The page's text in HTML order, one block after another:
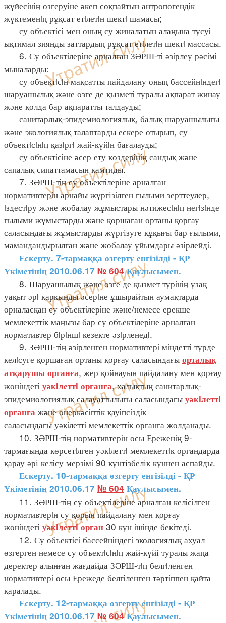
жүйесiнiң өзгеруiне әкеп соқпайтын антропогендiк
жүктеменiң рұқсат етiлетiн шектi шамасы;
су объектiсi мен оның су жиналатын алаңына түсуi
ықтимал зиянды заттардың рұқсат етiлетiн шектi массасы.
6. Су объектiлерiне арналған ЗӘРШ-тi әзiрлеу рәсiмi
мыналарды:
су объектiсiн мақсатты пайдалану оның бассейнiндегi
шаруашылық және өзге де қызметi туралы ақпарат жинау
және қолда бар ақпаратты талдауды;
санитарлық-эпидемиологиялық, балық шаруашылығы
және экологиялық талаптарды ескере отырып, су
объектiсiнiң қазiргi жай-күйiн бағалауды;
су объектiсiне әсер ету көздерiнiң сандық және
сапалық сипаттамасын қамтиды.
7. ЗӘРШ-тiң су объектiлерiне арналған
нормативтерiн арнайы жүргізiлген ғылыми зерттеулер,
iздестiру және жобалау жұмыстары нәтижесiнiң негiзiнде
ғылыми жұмыстарды және қоршаған ортаны қорғау
саласындағы жұмыстарды жүргізуге құқығы бар ғылыми,
мамандандырылған және жобалау ұйымдары әзiрлейдi.
Ескерту. 7-тармаққа өзгерту енгізілді - ҚР
Үкіметінің 2010.06.17 № 604Қаулысымен.
8. Шаруашылық және өзге де қызмет түрiнiң ұзақ
уақыт әрi қарқынды әсерiне ұшырайтын аумақтарда
орналасқан су объектiлерiне және/немесе ерекше
мемлекеттiк маңызы бар су объектiлерiне арналған
нормативтер бiрiншi кезекте әзiрленедi.
9. ЗӘРШ-тiң әзiрленген нормативтерi мiндеттi түрде
келiсуге қоршаған ортаны қорғау саласындағы орталық
атқарушы органға, жер қойнауын пайдалану мен қорғау
жөнiндегi уәкiлеттi органға, халықтың санитарлық-
эпидемиологиялық салауаттылығы саласындағы уәкiлеттi
органға және өнеркәсiптiк қауiпсiздiк
саласындағы уәкiлеттi мемлекеттiк органға жолданады.
10. ЗӘРШ-тiң нормативтерiн осы Ереженiң 9-
тармағында көрсетiлген уәкiлеттi мемлекеттiк органдарда
қарау әрі келiсу мерзiмi 90 күнтізбелік күннен аспайды.
Ескерту. 10-тармаққа өзгерту енгізілді - ҚР
Үкіметінің 2010.06.17 № 604 Қаулысымен.
11. ЗӘРШ-тiң су объектiлерiне арналған келiсiлген
нормативтерiн су қорын пайдалану мен қорғау
жөнiндегi уәкiлеттi орган 30 күн iшiнде бекiтедi.
12. Су объектiсi бассейнiндегi экологиялық ахуал
өзгерген немесе су объектiсiнiң жай-күйі туралы жаңа
деректер алынған жағдайда ЗӘРШ-тiң белгiленген
нормативтерi осы Ережеде белгiленген тәртiппен қайта
қаралады.
Ескерту. 12-тармаққа өзгерту енгізілді - ҚР
Үкіметінің 2010.06.17 № 604Қаулысымен.